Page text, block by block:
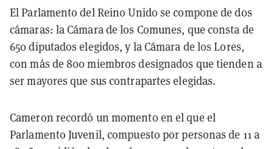
El Parlamento del Reino Unido se compone de dos
cámaras: la Cámara de los Comunes, que consta de
650 diputados elegidos, y la Cámara de los Lores,
con más de 800 miembros designados que tienden a
ser mayores que sus contrapartes elegidas.
Cameron recordó un momento en el que el
Parlamento Juvenil, compuesto por personas de 11 a